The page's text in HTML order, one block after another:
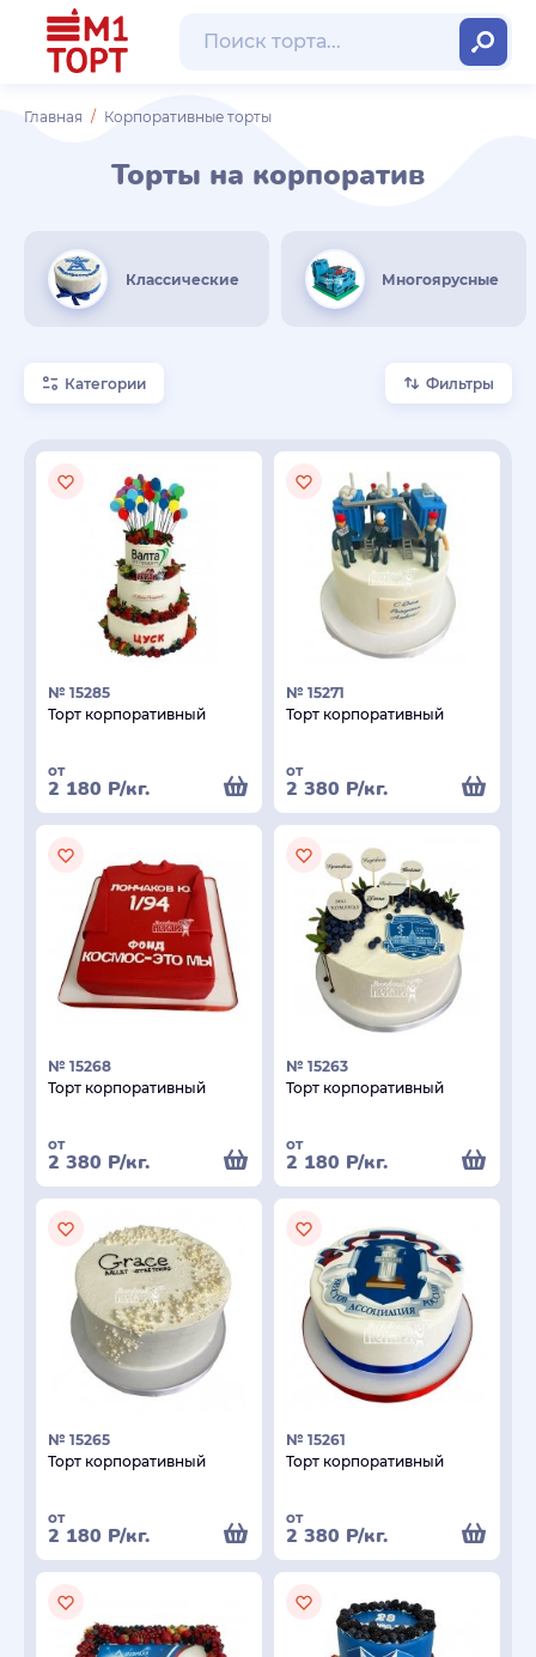
Главная Корпоративные торты
Торты на корпоратив
Классические Многоярусные
Категории Фильтры
№ 15285
Торт корпоративный
от
2 180 Р/кг.
№ 15271
Торт корпоративный
от
2 380 Р/кг.
№ 15268
Торт корпоративный
от
2 380 Р/кг.
№ 15263
Торт корпоративный
от
2 180 Р/кг.
№ 15265
Торт корпоративный
от
2 180 Р/кг.
№ 15261
Торт корпоративный
от
2 380 Р/кг.